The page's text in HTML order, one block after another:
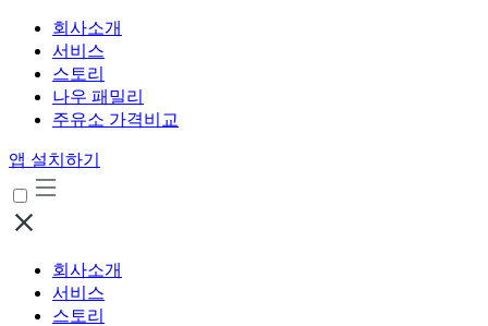
회사소개
서비스
스토리
나우 패밀리
주유소 가격비교
앱 설치하기
회사소개
서비스
스토리